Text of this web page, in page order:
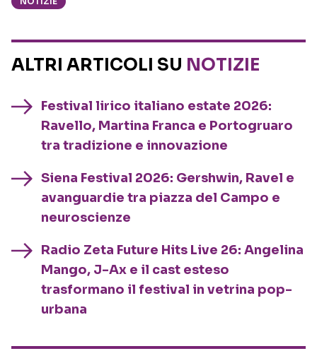
ALTRI ARTICOLI SU NOTIZIE
Festival lirico italiano estate 2026:
Ravello, Martina Franca e Portogruaro
tra tradizione e innovazione
Siena Festival 2026: Gershwin, Ravel e
avanguardie tra piazza del Campo e
neuroscienze
Radio Zeta Future Hits Live 26: Angelina
Mango, J-Ax e il cast esteso
trasformano il festival in vetrina pop-
urbana